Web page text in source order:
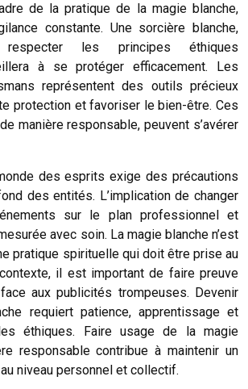
de la pratique de la magie blanche,
constante. Une sorcière blanche,
les principes éthiques
à se protéger efficacement. Les
représentent des outils précieux
protection et favoriser le bien-être. Ces
manière responsable, peuvent s’avérer
des esprits exige des précautions
des entités. L’implication de changer
sur le plan professionnel et
avec soin. La magie blanche n’est
pratique spirituelle qui doit être prise au
il est important de faire preuve
aux publicités trompeuses. Devenir
requiert patience, apprentissage et
éthiques. Faire usage de la magie
responsable contribue à maintenir un
niveau personnel et collectif.